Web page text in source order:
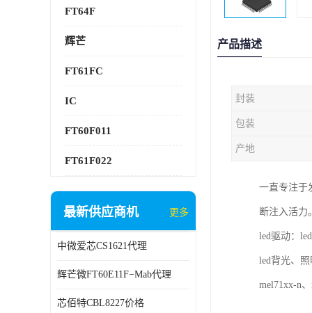
FT64F
辉芒
FT61FC
IC
FT60F011
FT61F022
最新供应商机 更多
中微爱芯CS1621代理
辉芒微FT60E11F−Mab代理
芯佰特CBL8227价格
产品描述
封装
包装
产地
一直专注于
断注入活力。
led驱动：
led背光、照
mel71xx-n